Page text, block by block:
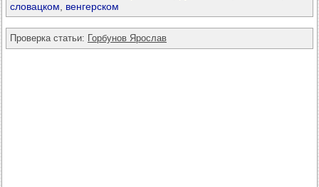
словацком
венгерском
Проверка статьи: Горбунов Ярослав